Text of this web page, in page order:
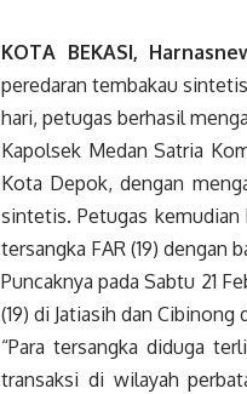
KOTA BEKASI,
peredaran tembakau
hari, petugas berhasil
Kapolsek Medan Satria
Kota Depok, dengan
sintetis. Petugas
tersangka FAR (19) dengan
Puncaknya pada Sabtu 21
(19) di Jatiasih dan
“Para tersangka diduga
transaksi di wilayah